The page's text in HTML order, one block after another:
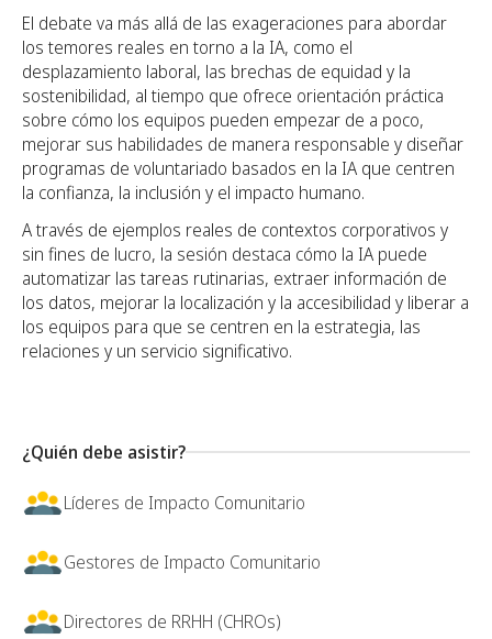
El debate va más allá de las exageraciones para abordar
los temores reales en torno a la IA, como el
desplazamiento laboral, las brechas de equidad y la
sostenibilidad, al tiempo que ofrece orientación práctica
sobre cómo los equipos pueden empezar de a poco,
mejorar sus habilidades de manera responsable y diseñar
programas de voluntariado basados en la IA que centren
la confianza, la inclusión y el impacto humano.
A través de ejemplos reales de contextos corporativos y
sin fines de lucro, la sesión destaca cómo la IA puede
automatizar las tareas rutinarias, extraer información de
los datos, mejorar la localización y la accesibilidad y liberar a
los equipos para que se centren en la estrategia, las
relaciones y un servicio significativo.
¿Quién debe asistir?
Líderes de Impacto Comunitario
Gestores de Impacto Comunitario
Directores de RRHH (CHROs)